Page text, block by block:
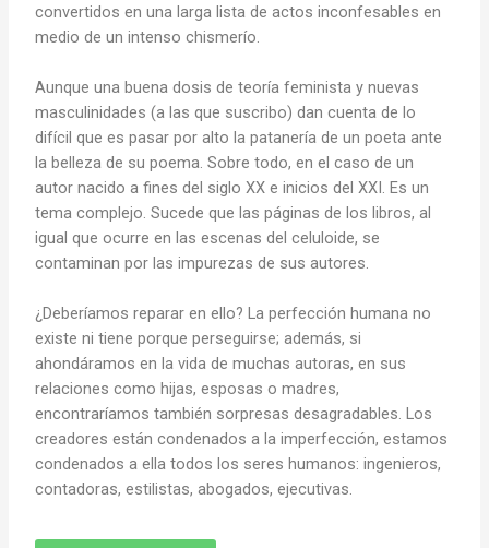
convertidos en una larga lista de actos inconfesables en
medio de un intenso chismerío.
Aunque una buena dosis de teoría feminista y nuevas
masculinidades (a las que suscribo) dan cuenta de lo
difícil que es pasar por alto la patanería de un poeta ante
la belleza de su poema. Sobre todo, en el caso de un
autor nacido a fines del siglo XX e inicios del XXI. Es un
tema complejo. Sucede que las páginas de los libros, al
igual que ocurre en las escenas del celuloide, se
contaminan por las impurezas de sus autores.
¿Deberíamos reparar en ello? La perfección humana no
existe ni tiene porque perseguirse; además, si
ahondáramos en la vida de muchas autoras, en sus
relaciones como hijas, esposas o madres,
encontraríamos también sorpresas desagradables. Los
creadores están condenados a la imperfección, estamos
condenados a ella todos los seres humanos: ingenieros,
contadoras, estilistas, abogados, ejecutivas.